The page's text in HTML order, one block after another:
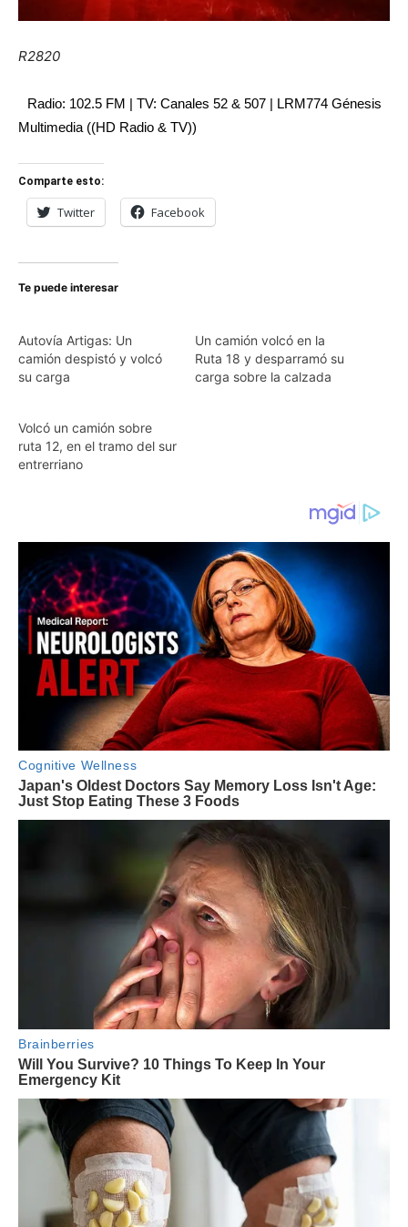
R2820
Radio: 102.5 FM | TV: Canales 52 & 507 | LRM774 Génesis
Multimedia ((HD Radio & TV))
Comparte esto:
Twitter Facebook
Te puede interesar
Autovía Artigas: Un
camión despistó y volcó
su carga
Un camión volcó en la
Ruta 18 y desparramó su
carga sobre la calzada
Volcó un camión sobre
ruta 12, en el tramo del sur
entrerriano